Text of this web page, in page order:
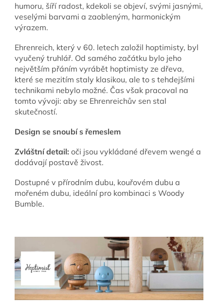
humoru, šíří radost, kdekoli se objeví, svými jasnými,
veselými barvami a zaobleným, harmonickým
výrazem.
Ehrenreich, který v 60. letech založil hoptimisty, byl
vyučený truhlář. Od samého začátku bylo jeho
největším přáním vyrábět hoptimisty ze dřeva,
které se mezitím staly klasikou, ale to s tehdejšími
technikami nebylo možné. Čas však pracoval na
tomto vývoji: aby se Ehrenreichův sen stal
skutečností.
Design se snoubí s řemeslem
Zvláštní detail: oči jsou vykládané dřevem wengé a
dodávají postavě živost.
Dostupné v přírodním dubu, kouřovém dubu a
mořeném dubu, ideální pro kombinaci s Woody
Bumble.